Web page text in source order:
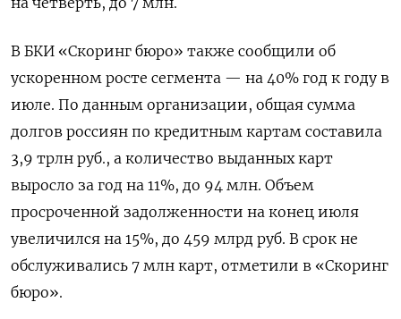
В БКИ «Скоринг бюро» также сообщили об
ускоренном росте сегмента — на 40% год к году в
июле. По данным организации, общая сумма
долгов россиян по кредитным картам составила
3,9 трлн руб., а количество выданных карт
выросло за год на 11%, до 94 млн. Объем
просроченной задолженности на конец июля
увеличился на 15%, до 459 млрд руб. В срок не
обслуживались 7 млн карт, отметили в «Скоринг
бюро».